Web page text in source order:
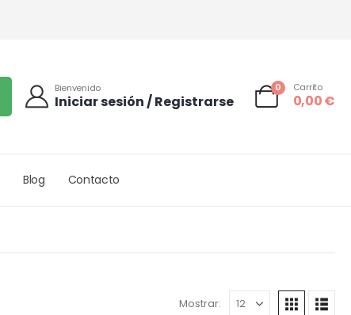
Bienvenido
Iniciar sesión / Registrarse
0 Carrito
0,00€
Blog Contacto
Mostrar: